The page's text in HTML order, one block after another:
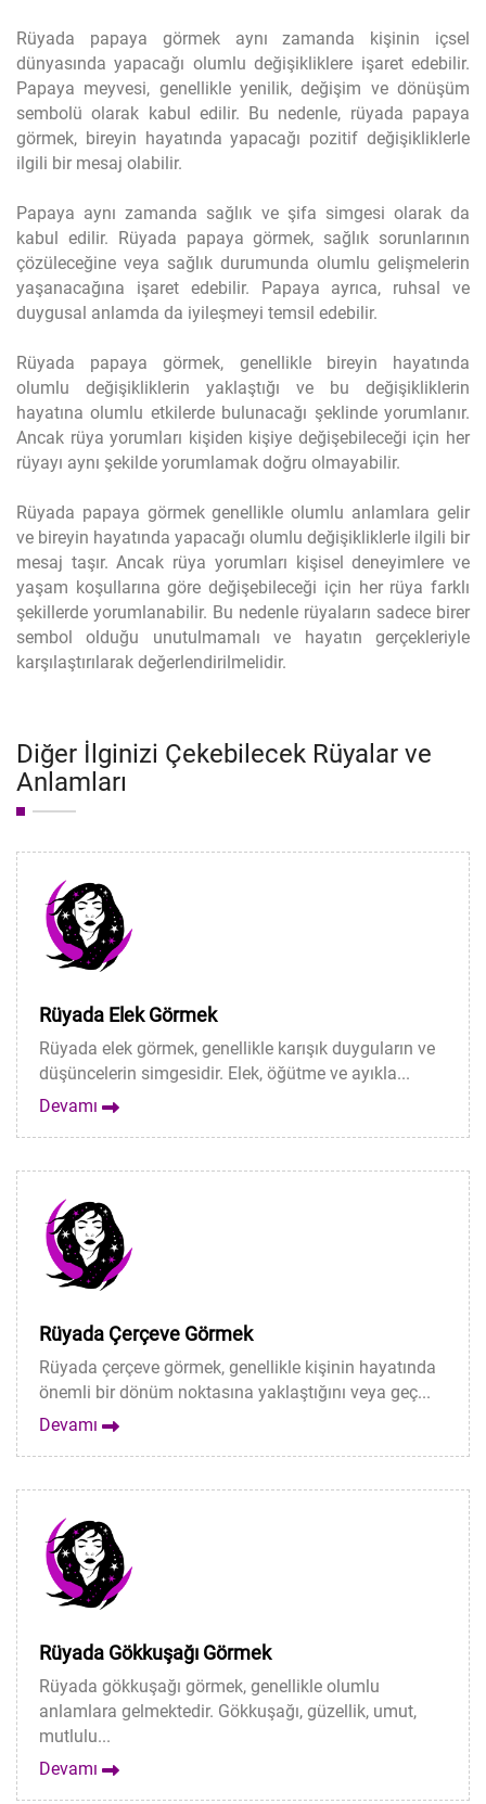
Rüyada papaya görmek aynı zamanda kişinin içsel
dünyasında yapacağı olumlu değişikliklere işaret edebilir.
Papaya meyvesi, genellikle yenilik, değişim ve dönüşüm
sembolü olarak kabul edilir. Bu nedenle, rüyada papaya
görmek, bireyin hayatında yapacağı pozitif değişikliklerle
ilgili bir mesaj olabilir.
Papaya aynı zamanda sağlık ve şifa simgesi olarak da
kabul edilir. Rüyada papaya görmek, sağlık sorunlarının
çözüleceğine veya sağlık durumunda olumlu gelişmelerin
yaşanacağına işaret edebilir. Papaya ayrıca, ruhsal ve
duygusal anlamda da iyileşmeyi temsil edebilir.
Rüyada papaya görmek, genellikle bireyin hayatında
olumlu değişikliklerin yaklaştığı ve bu değişikliklerin
hayatına olumlu etkilerde bulunacağı şeklinde yorumlanır.
Ancak rüya yorumları kişiden kişiye değişebileceği için her
rüyayı aynı şekilde yorumlamak doğru olmayabilir.
Rüyada papaya görmek genellikle olumlu anlamlara gelir
ve bireyin hayatında yapacağı olumlu değişikliklerle ilgili bir
mesaj taşır. Ancak rüya yorumları kişisel deneyimlere ve
yaşam koşullarına göre değişebileceği için her rüya farklı
şekillerde yorumlanabilir. Bu nedenle rüyaların sadece birer
sembol olduğu unutulmamalı ve hayatın gerçekleriyle
karşılaştırılarak değerlendirilmelidir.
Diğer İlginizi Çekebilecek Rüyalar ve
Anlamları
Rüyada Elek Görmek
Rüyada elek görmek, genellikle karışık duyguların ve
düşüncelerin simgesidir. Elek, öğütme ve ayıkla...
Devamı
Rüyada Çerçeve Görmek
Rüyada çerçeve görmek, genellikle kişinin hayatında
önemli bir dönüm noktasına yaklaştığını veya geç...
Devamı
Rüyada Gökkuşağı Görmek
Rüyada gökkuşağı görmek, genellikle olumlu
anlamlara gelmektedir. Gökkuşağı, güzellik, umut,
mutlulu...
Devamı